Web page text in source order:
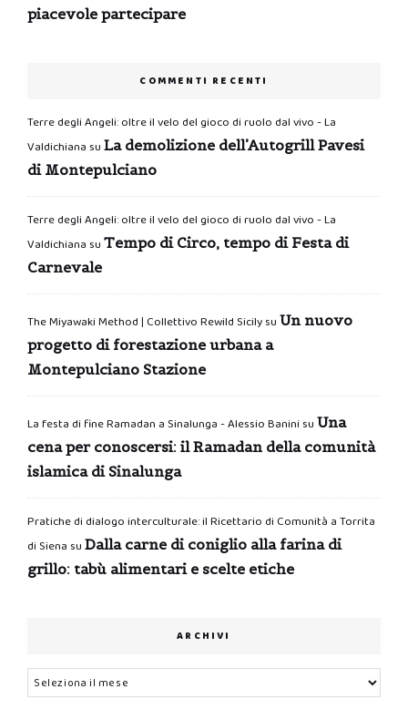
piacevole partecipare
COMMENTI RECENTI
Terre degli Angeli: oltre il velo del gioco di ruolo dal vivo - La
Valdichiana su La demolizione dell’Autogrill Pavesi
di Montepulciano
Terre degli Angeli: oltre il velo del gioco di ruolo dal vivo - La
Valdichiana su Tempo di Circo, tempo di Festa di
Carnevale
The Miyawaki Method | Collettivo Rewild Sicilysu Un nuovo
progetto di forestazione urbana a
Montepulciano Stazione
La festa di fine Ramadan a Sinalunga - Alessio Banini su Una
cena per conoscersi: il Ramadan della comunità
islamica di Sinalunga
Pratiche di dialogo interculturale: il Ricettario di Comunità a Torrita
di Siena su Dalla carne di coniglio alla farina di
grillo: tabù alimentari e scelte etiche
ARCHIVI
Archivi